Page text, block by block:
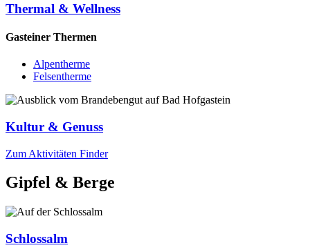
Thermal & Wellness
Gasteiner Thermen
Alpentherme
Felsentherme
Kultur & Genuss
Zum Aktivitäten Finder
Gipfel & Berge
Schlossalm